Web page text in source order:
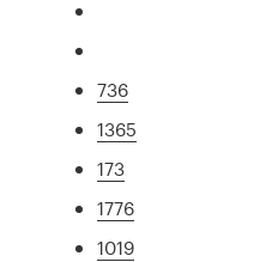
736
1365
173
1776
1019